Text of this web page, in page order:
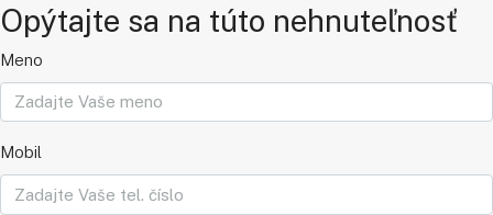
Opýtajte sa na túto nehnuteľnosť
Meno
Mobil